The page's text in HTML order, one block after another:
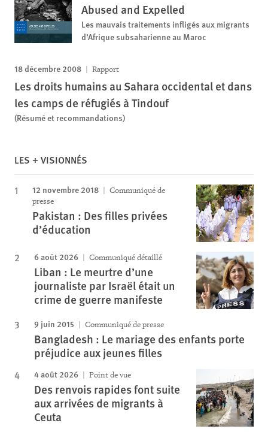
Abused and Expelled
Les mauvais traitements infligés aux migrants
d’Afrique subsaharienne au Maroc
18 décembre 2008 Rapport
Les droits humains au Sahara occidental et dans
les camps de réfugiés à Tindouf
(Résumé et recommandations)
LES + VISIONNÉS
12 novembre 2018
Communiqué de
presse
Pakistan : Des filles privées
d’éducation
6 août 2026 Communiqué détaillé
Liban : Le meurtre d’une
journaliste par Israël était un
crime de guerre manifeste
9 juin 2015 Communiqué de presse
Bangladesh : Le mariage des enfants porte
préjudice aux jeunes filles
4 août 2026 Point de vue
Des renvois rapides font suite
aux arrivées de migrants à
Ceuta